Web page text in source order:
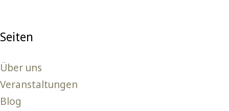
Seiten
Über uns
Veranstaltungen
Blog